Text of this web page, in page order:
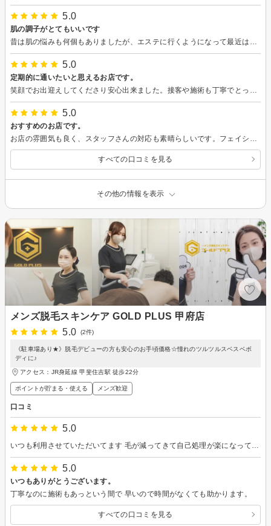
5.0
肌の調子がとてもいいです
5.0
定期的に通いたいと思えるお店です。
5.0
おすすめのお店です。
すべての口コミを見る
その他の情報を表示
メンズ脱毛スキンケア GOLD PLUS 甲府店
5.0
(2件)
《駐車場あり★》脱毛デビューの方も安心のお手頃価格☆憧れのツルツルスベスベボ
ディに♪
アクセス：JR身延線 甲斐住吉駅 徒歩22分
ポイントが貯まる・使える メンズ歓迎
口コミ
5.0
5.0
いつもありがとうございます。
丁寧なのに施術もあっという間で 早いので時間がなくても助かります。
すべての口コミを見る